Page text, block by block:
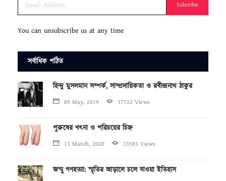
Subcribe
You can unsubscribe us at any time
সর্বাধিক পঠিত
হিন্দু মুসলমান সম্পর্ক, সাম্প্রদায়িকতা ও রবীন্দ্রনাথ ঠাকুর
09 May, 2019 37722 Views
পুরুষের খৎনা ও পরিচয়ের চিহ্ন
13 March, 2020 33583 Views
জম্মু গণহত্যা: স্মৃতির আড়ালে চলে যাওয়া ইতিহাস